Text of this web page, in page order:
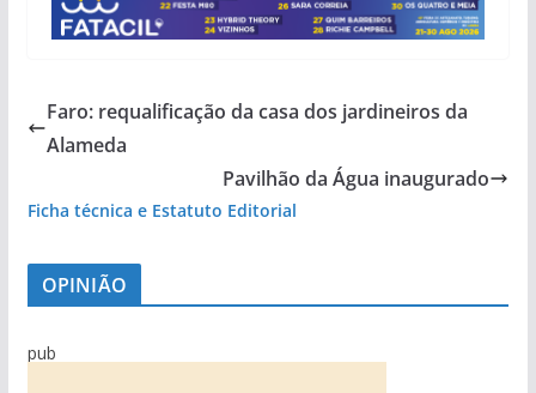
Faro: requalificação da casa dos jardineiros da
Alameda
Pavilhão da Água inaugurado
Ficha técnica e Estatuto Editorial
OPINIÃO
pub